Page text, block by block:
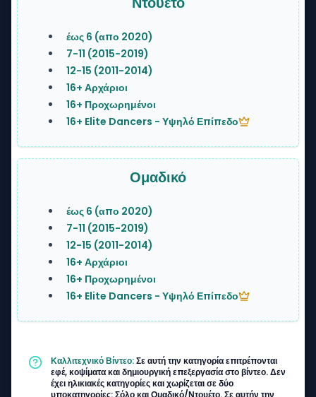
έως 6 (απο 2020)
7-11 (2015-2019)
12-15 (2011-2014)
16+ Αρχάριοι
16+ Προχωρημένοι
16+ Elite Dancers - Υψηλό Επίπεδο
Ομαδικό
έως 6 (απο 2020)
7-11 (2015-2019)
12-15 (2011-2014)
16+ Αρχάριοι
16+ Προχωρημένοι
16+ Elite Dancers - Υψηλό Επίπεδο
Καλλιτεχνικό Βίντεο:Σε αυτή την κατηγορία επιτρέπονται
εφέ, κοψίματα και δημιουργική επεξεργασία στο βίντεο. Δεν
έχει ηλικιακές κατηγορίες και χωρίζεται σε δύο
υποκατηγορίες: Σόλο και Ομαδικό/Ντουέτο. Σε αυτήν την